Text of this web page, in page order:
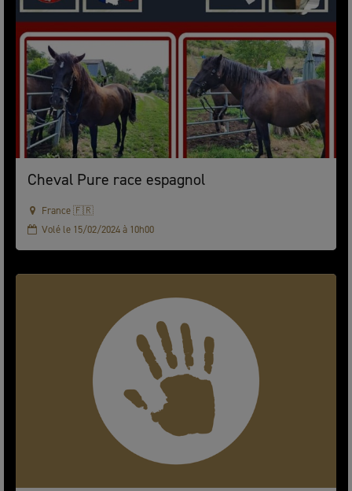
Cheval Pure race espagnol
France 🇫🇷
Volé le 15/02/2024 à 10h00